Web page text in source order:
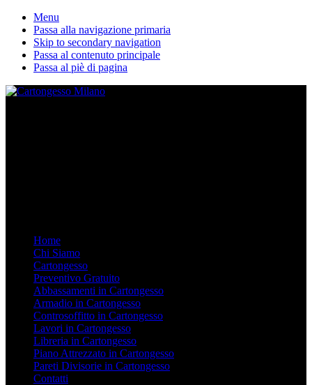
Menu
Passa alla navigazione primaria
Skip to secondary navigation
Passa al contenuto principale
Passa al piè di pagina
Home
Chi Siamo
Cartongesso
Preventivo Gratuito
Abbassamenti in Cartongesso
Armadio in Cartongesso
Controsoffitto in Cartongesso
Lavori in Cartongesso
Libreria in Cartongesso
Piano Attrezzato in Cartongesso
Pareti Divisorie in Cartongesso
Contatti